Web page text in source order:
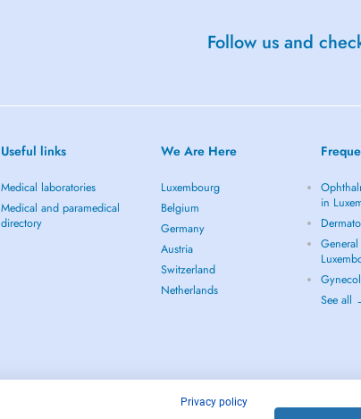
Follow us and
Useful links
Medical laboratories
Medical and paramedical
directory
We Are Here
Luxembourg
Belgium
Germany
Austria
Switzerland
Netherlands
in
See all
Privacy policy